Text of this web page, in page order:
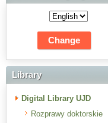
Library
Digital Library UJD
Rozprawy doktorskie